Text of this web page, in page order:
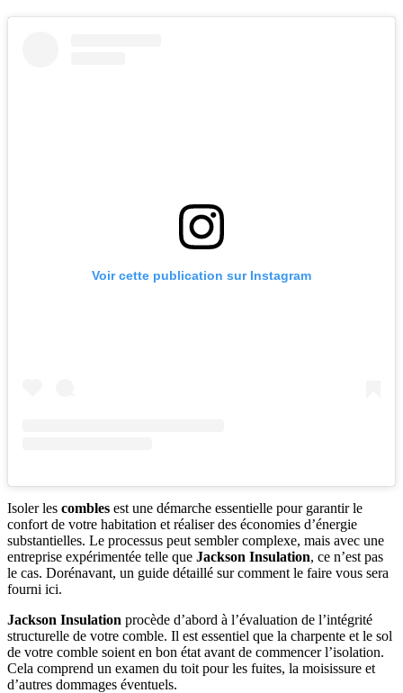
Voir cette publication sur Instagram
Isoler les combles est une démarche essentielle pour garantir le
confort de votre habitation et réaliser des économies d’énergie
substantielles. Le processus peut sembler complexe, mais avec une
entreprise expérimentée telle que Jackson Insulation, ce n’est pas
le cas. Dorénavant, un guide détaillé sur comment le faire vous sera
fourni ici.
Jackson Insulation procède d’abord à l’évaluation de l’intégrité
structurelle de votre comble. Il est essentiel que la charpente et le sol
de votre comble soient en bon état avant de commencer l’isolation.
Cela comprend un examen du toit pour les fuites, la moisissure et
d’autres dommages éventuels.